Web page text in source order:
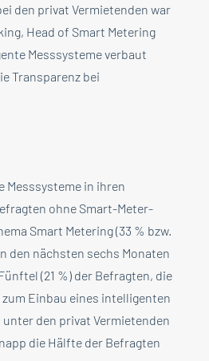
den privat Vermietenden war
Head of Smart Metering
Messsysteme verbaut
Transparenz bei
Messsysteme in ihren
ohne Smart-Meter-
Smart Metering (33 % bzw.
den nächsten sechs Monaten
(21 %) der Befragten, die
Einbau eines intelligenten
den privat Vermietenden
die Hälfte der Befragten